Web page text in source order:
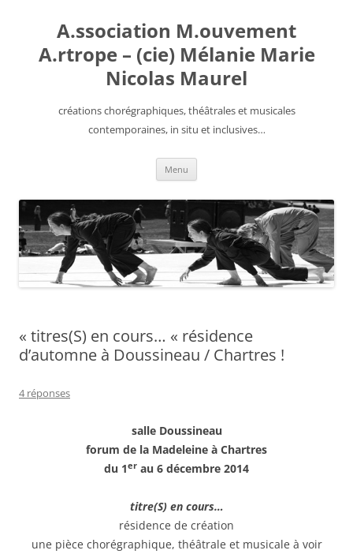
contenuA.ssociation M.ouvement
A.rtrope – (cie) Mélanie Marie
Nicolas Maurel
créations chorégraphiques, théâtrales et musicales
contemporaines, in situ et inclusives…
Menu
« titres(S) en cours… « résidence
d’automne à Doussineau / Chartres !
4 réponses
salle Doussineau
forum de la Madeleine à Chartres
du 1er au 6 décembre 2014
titre(S) en cours…
résidence de création
une pièce chorégraphique, théâtrale et musicale à voir